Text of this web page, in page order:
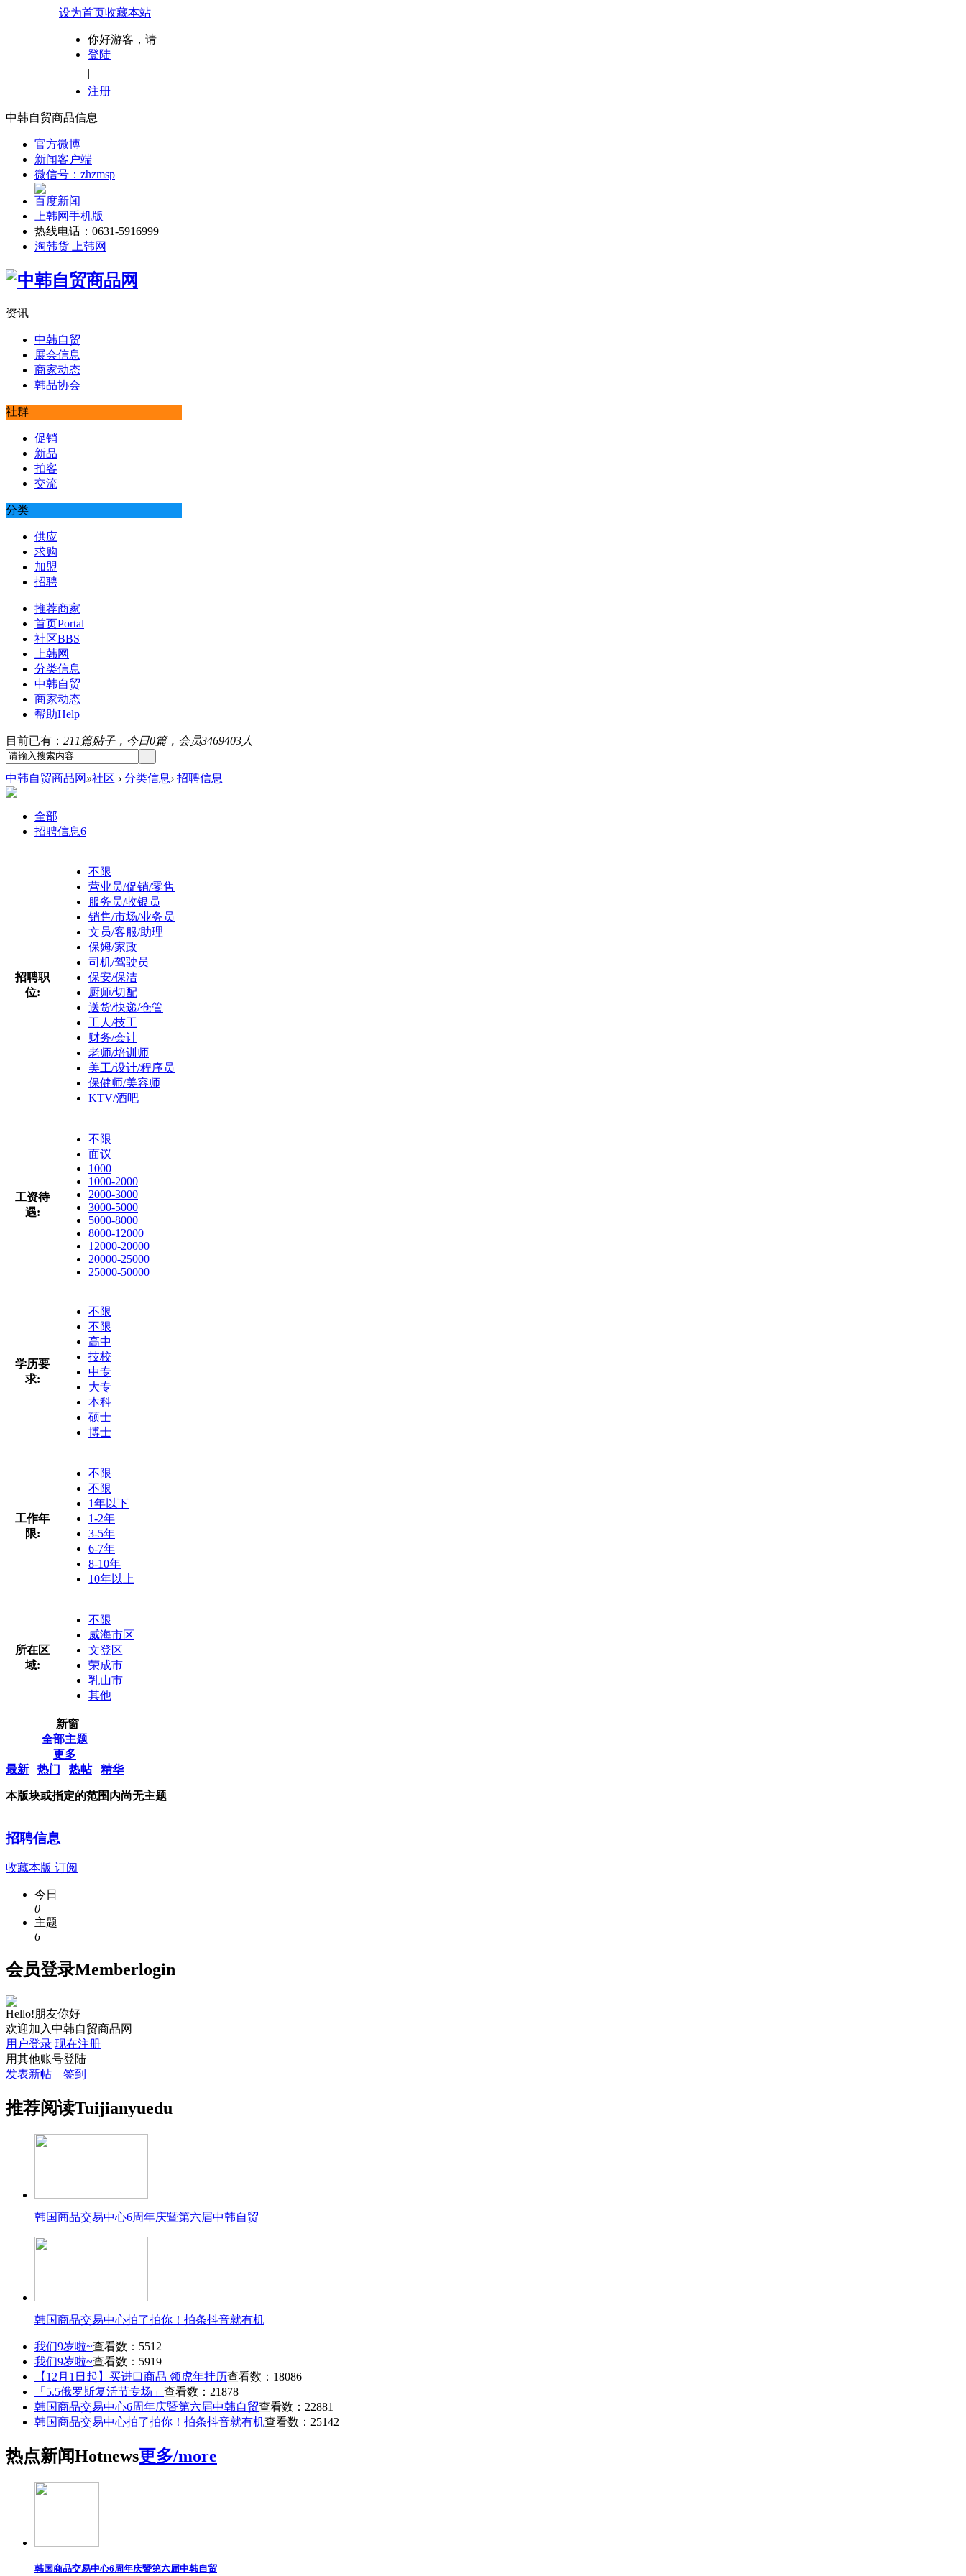
设为首页收藏本站
你好游客，请
登陆
|
注册
中韩自贸商品信息
官方微博
新闻客户端
微信号：zhzmsp
百度新闻
上韩网手机版
热线电话：0631-5916999
淘韩货 上韩网
资讯
中韩自贸
展会信息
商家动态
韩品协会
社群
促销
新品
拍客
交流
分类
供应
求购
加盟
招聘
推荐商家
首页Portal
社区BBS
上韩网
分类信息
中韩自贸
商家动态
帮助Help
目前已有： 211篇贴子，今日0篇，会员3469403人
中韩自贸商品网 »社区 › 分类信息› 招聘信息
全部
招聘信息6
招聘职
位:
不限
营业员/促销/零售
服务员/收银员
销售/市场/业务员
文员/客服/助理
保姆/家政
司机/驾驶员
保安/保洁
厨师/切配
送货/快递/仓管
工人/技工
财务/会计
老师/培训师
美工/设计/程序员
保健师/美容师
KTV/酒吧
工资待
遇:
不限
面议
1000
1000-2000
2000-3000
3000-5000
5000-8000
8000-12000
12000-20000
20000-25000
25000-50000
学历要
求:
不限
不限
高中
技校
中专
大专
本科
硕士
博士
工作年
限:
不限
不限
1年以下
1-2年
3-5年
6-7年
8-10年
10年以上
所在区
域:
不限
威海市区
文登区
荣成市
乳山市
其他
新窗
全部主题
更多
最新
热门 热帖 精华
本版块或指定的范围内尚无主题
招聘信息
收藏本版 订阅
今日
0
主题
6
会员登录Memberlogin
Hello!朋友你好
欢迎加入中韩自贸商品网
用户登录 现在注册
用其他账号登陆
发表新帖
签到
推荐阅读Tuijianyuedu
韩国商品交易中心6周年庆暨第六届中韩自贸
韩国商品交易中心拍了拍你！拍条抖音就有机
我们9岁啦~查看数：5512
我们9岁啦~查看数：5919
【12月1日起】买进口商品 领虎年挂历查看数：18086
「5.5俄罗斯复活节专场」 查看数：21878
韩国商品交易中心6周年庆暨第六届中韩自贸查看数：22881
韩国商品交易中心拍了拍你！拍条抖音就有机查看数：25142
热点新闻Hotnews更多/more
韩国商品交易中心6周年庆暨第六届中韩自贸